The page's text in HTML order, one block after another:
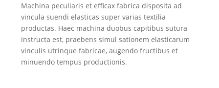
Machina peculiaris et efficax fabrica disposita ad
vincula suendi elasticas super varias textilia
productas. Haec machina duobus capitibus sutura
instructa est, praebens simul sationem elasticarum
vinculis utrinque fabricae, augendo fructibus et
minuendo tempus productionis.